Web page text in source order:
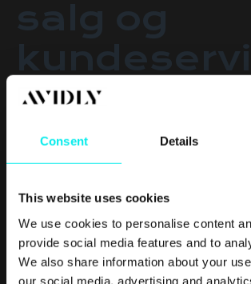
Consent Details
This website uses cookies
We use cookies to personalise content
provide social media features and to
We also share information about your
our social media, advertising and
salg og
alle en viktig rolle i å drive bedriftens vekst
leads og inntekter.
Salgsavdelingen er ansvarlig for å
kontakte potensielle kunder og konvertere
betalende kunder.
Markedsføringsavdelingen er ansvarlige